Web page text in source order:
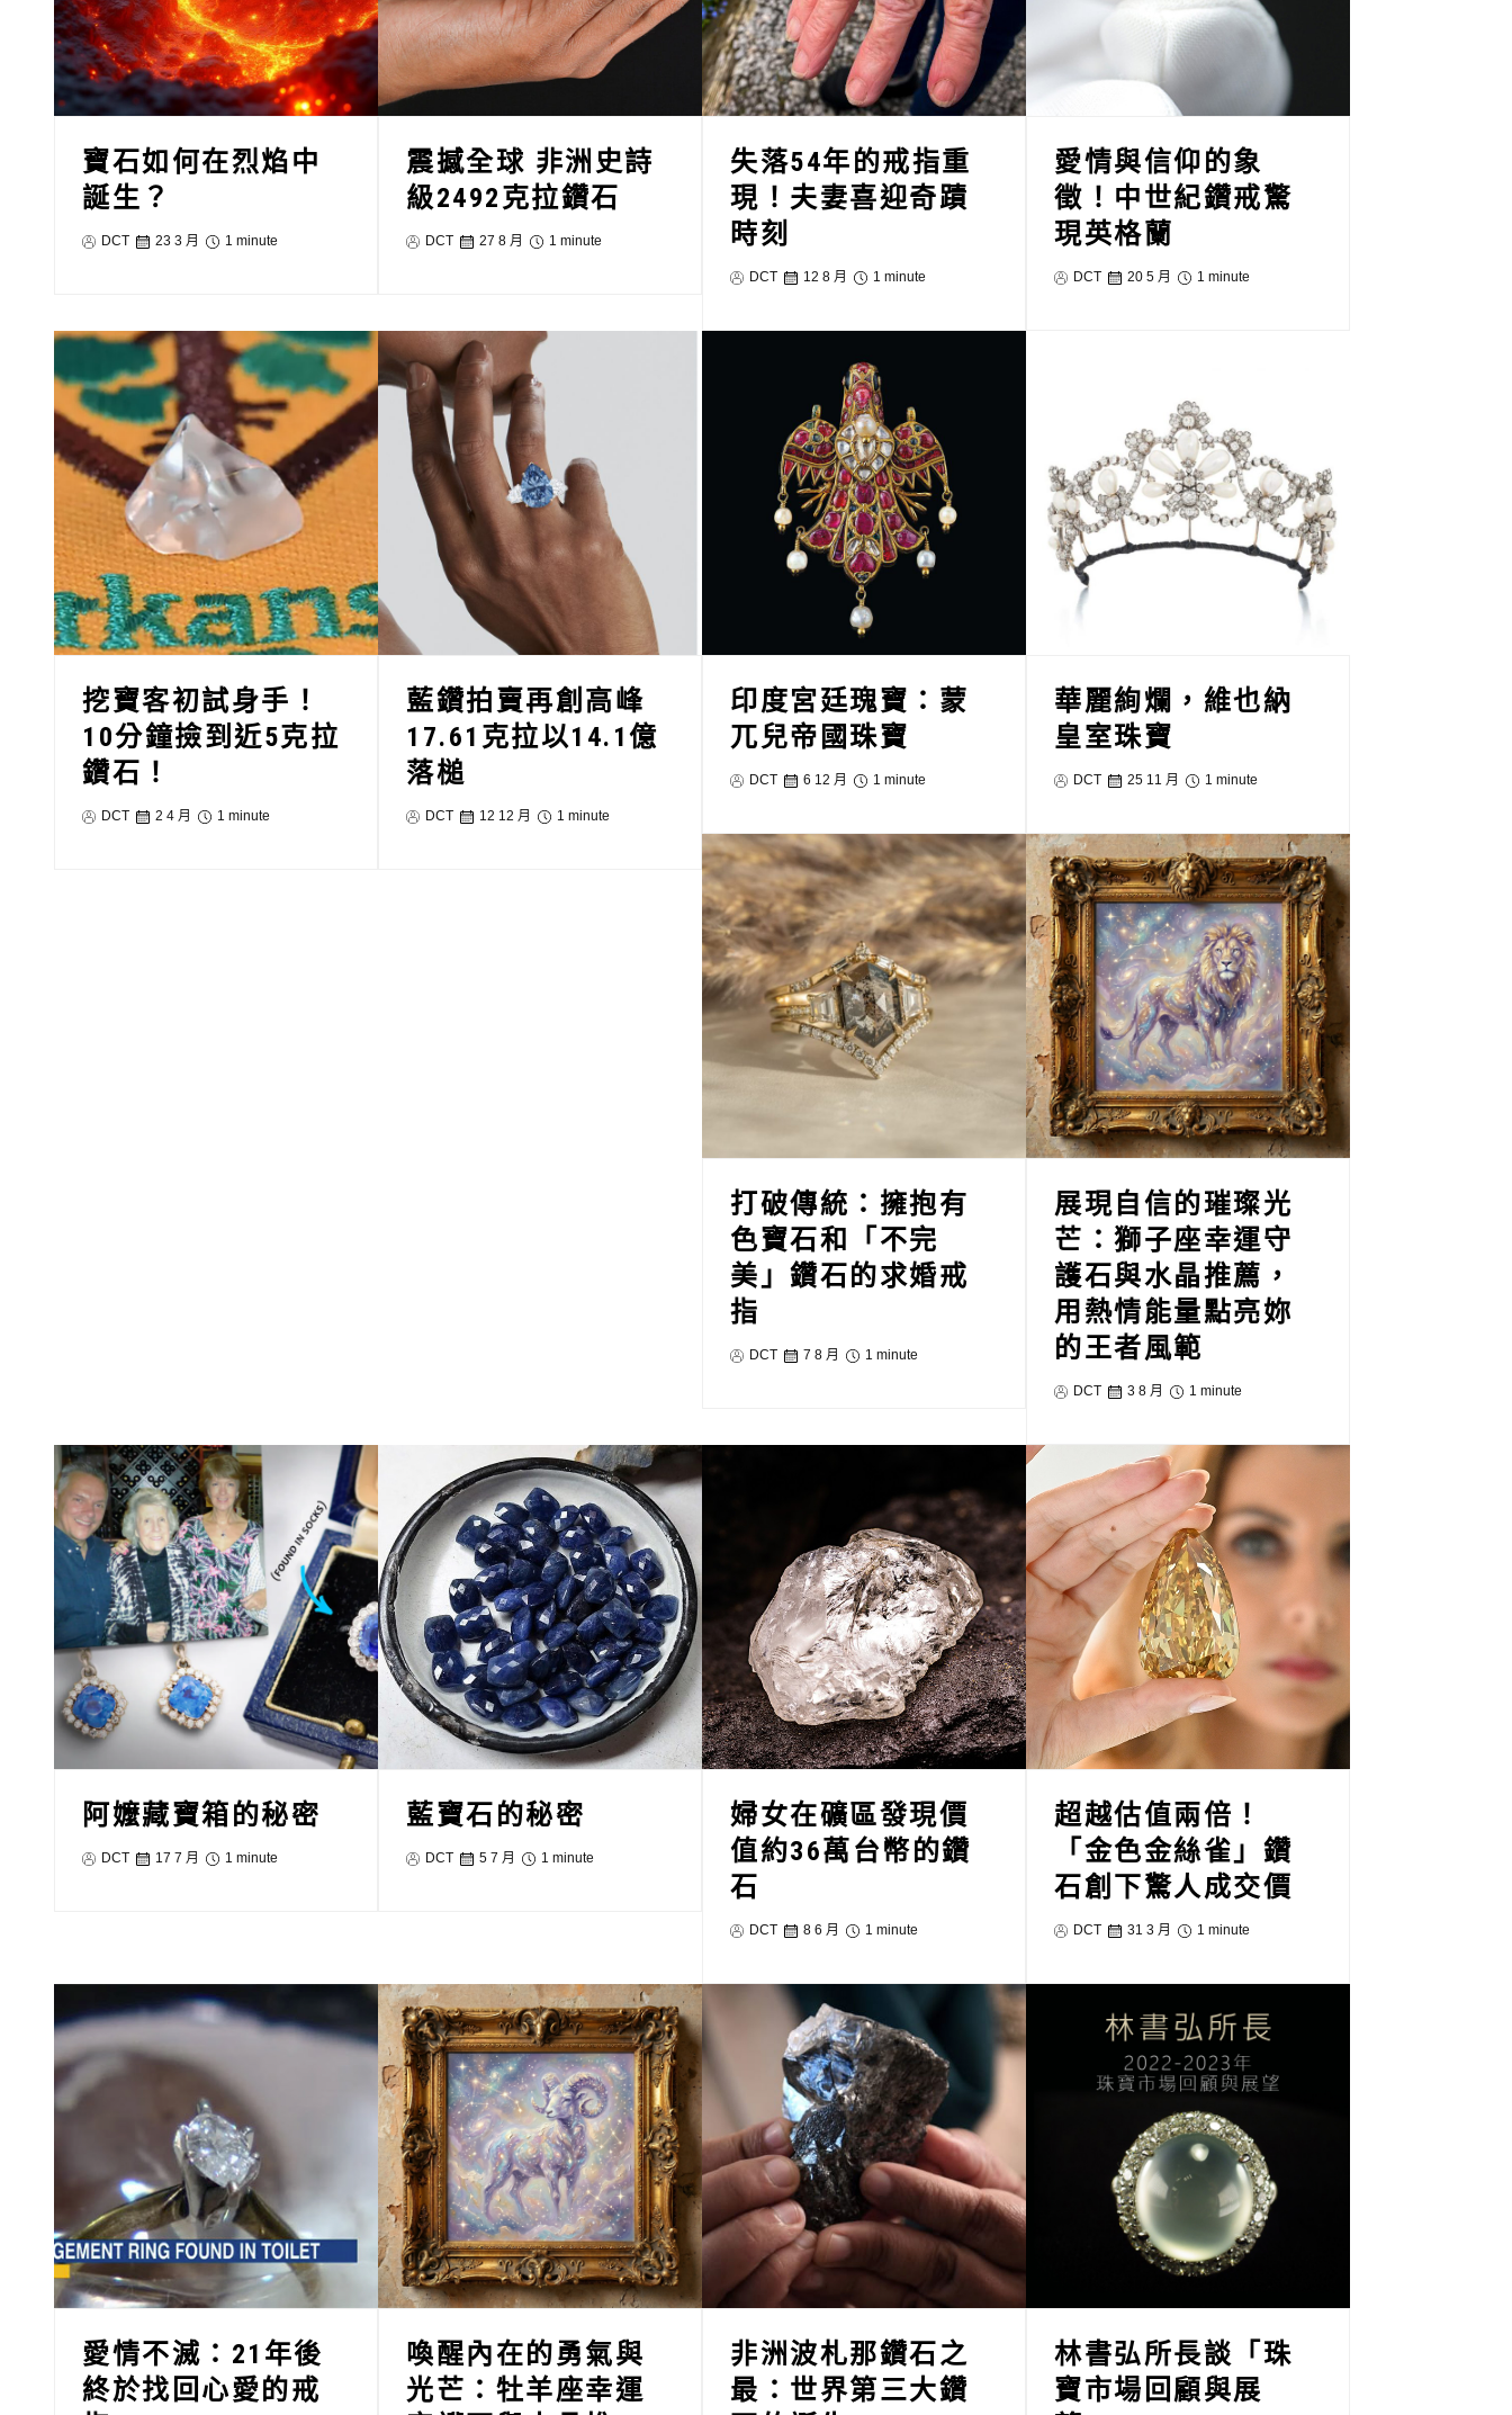
寶石如何在烈焰中
誕生？
DCT 23 3 月 1 minute
震撼全球 非洲史詩
級2492克拉鑽石
DCT 27 8 月 1 minute
失落54年的戒指重
現！夫妻喜迎奇蹟
時刻
DCT 12 8 月 1 minute
愛情與信仰的象
徵！中世紀鑽戒驚
現英格蘭
DCT 20 5 月 1 minute
挖寶客初試身手！
10分鐘撿到近5克拉
鑽石！
DCT 2 4 月 1 minute
藍鑽拍賣再創高峰
17.61克拉以14.1億
落槌
DCT 12 12 月 1 minute
印度宮廷瑰寶：蒙
兀兒帝國珠寶
DCT 6 12 月 1 minute
華麗絢爛，維也納
皇室珠寶
DCT 25 11 月 1 minute
打破傳統：擁抱有
色寶石和「不完
美」鑽石的求婚戒
指
DCT 7 8 月 1 minute
展現自信的璀璨光
芒：獅子座幸運守
護石與水晶推薦，
用熱情能量點亮妳
的王者風範
DCT 3 8 月 1 minute
阿嬤藏寶箱的秘密
DCT 17 7 月 1 minute
藍寶石的秘密
DCT 5 7 月 1 minute
婦女在礦區發現價
值約36萬台幣的鑽
石
DCT 8 6 月 1 minute
超越估值兩倍！
「金色金絲雀」鑽
石創下驚人成交價
DCT 31 3 月 1 minute
愛情不滅：21年後
終於找回心愛的戒
喚醒內在的勇氣與
光芒：牡羊座幸運
非洲波札那鑽石之
最：世界第三大鑽
林書弘所長談「珠
寶市場回顧與展